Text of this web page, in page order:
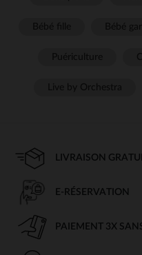
LIVRAISON
E-RÉSERVATION
PAIEMENT 3X